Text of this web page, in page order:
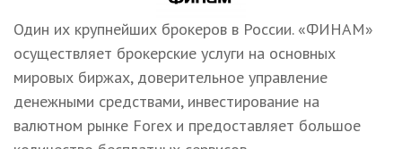
Один их крупнейших брокеров в России. «ФИНАМ»
осуществляет брокерские услуги на основных
мировых биржах, доверительное управление
денежными средствами, инвестирование на
валютном рынке Forex и предоставляет большое